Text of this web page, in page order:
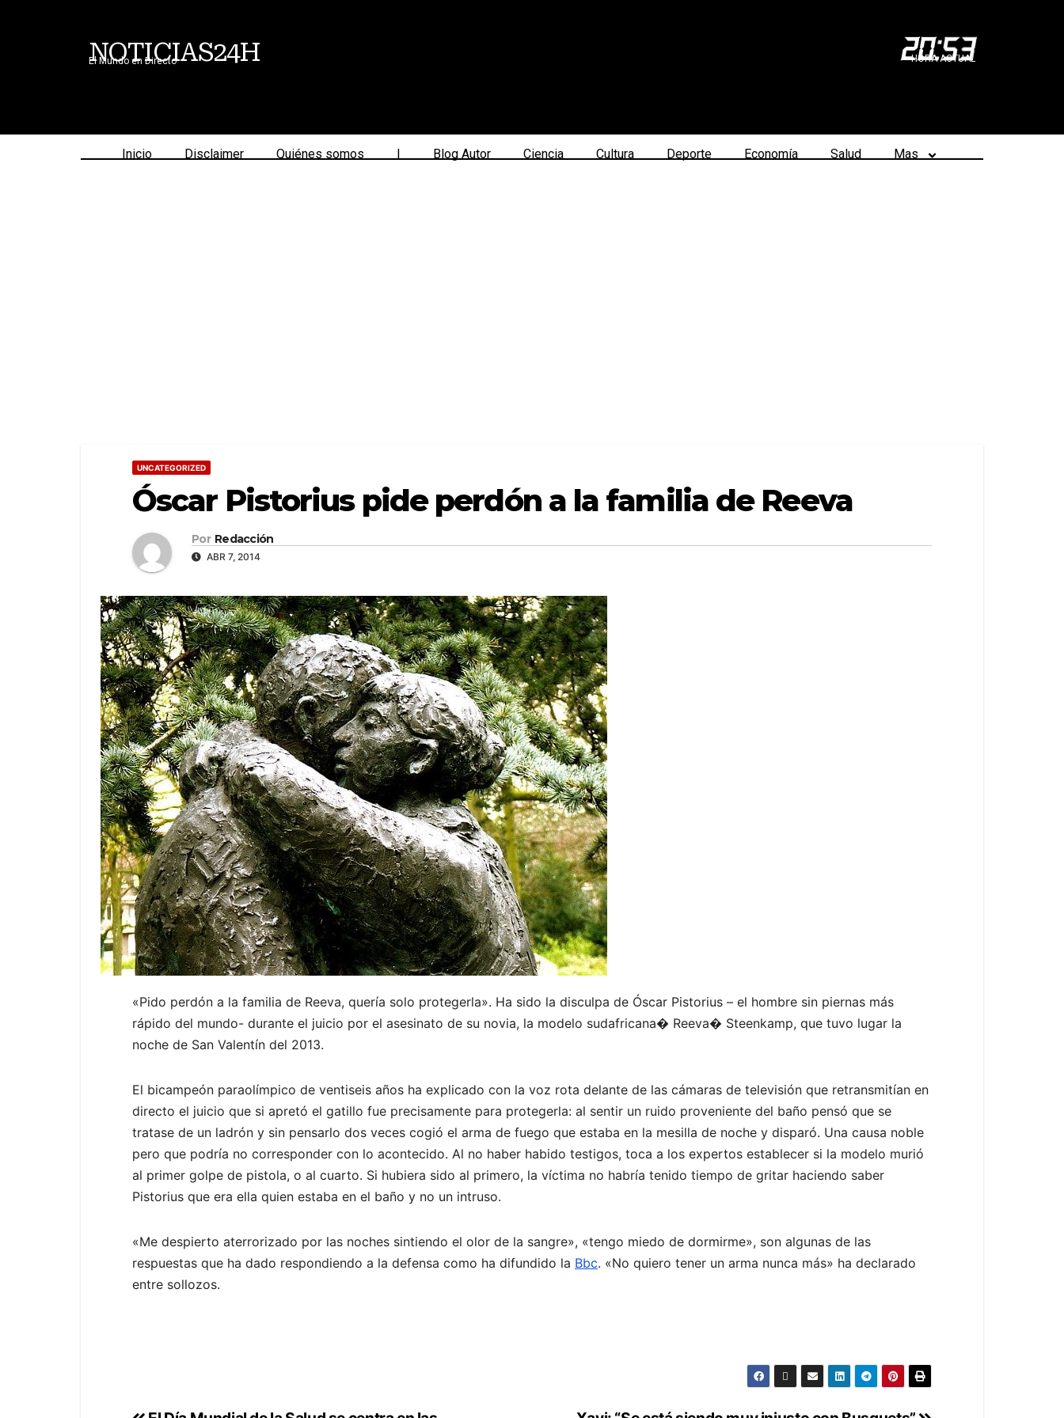
NOTICIAS24H
El Mundo en Directo 20:53
HORA ACTUAL
Inicio Disclaimer Quiénes somos | Blog Autor Ciencia Cultura Deporte Economía Salud Mas
UNCATEGORIZED
Óscar Pistorius pide perdón a la familia de Reeva
Por Redacción
ABR 7, 2014
«Pido perdón a la familia de Reeva, quería solo protegerla». Ha sido la disculpa de Óscar Pistorius – el hombre sin piernas más
rápido del mundo- durante el juicio por el asesinato de su novia, la modelo sudafricana� Reeva� Steenkamp, que tuvo lugar la
noche de San Valentín del 2013.
El bicampeón paraolímpico de ventiseis años ha explicado con la voz rota delante de las cámaras de televisión que retransmitían en
directo el juicio que si apretó el gatillo fue precisamente para protegerla: al sentir un ruido proveniente del baño pensó que se
tratase de un ladrón y sin pensarlo dos veces cogió el arma de fuego que estaba en la mesilla de noche y disparó. Una causa noble
pero que podría no corresponder con lo acontecido. Al no haber habido testigos, toca a los expertos establecer si la modelo murió
al primer golpe de pistola, o al cuarto. Si hubiera sido al primero, la víctima no habría tenido tiempo de gritar haciendo saber
Pistorius que era ella quien estaba en el baño y no un intruso.
«Me despierto aterrorizado por las noches sintiendo el olor de la sangre», «tengo miedo de dormirme», son algunas de las
respuestas que ha dado respondiendo a la defensa como ha difundido la Bbc. «No quiero tener un arma nunca más» ha declarado
entre sollozos.